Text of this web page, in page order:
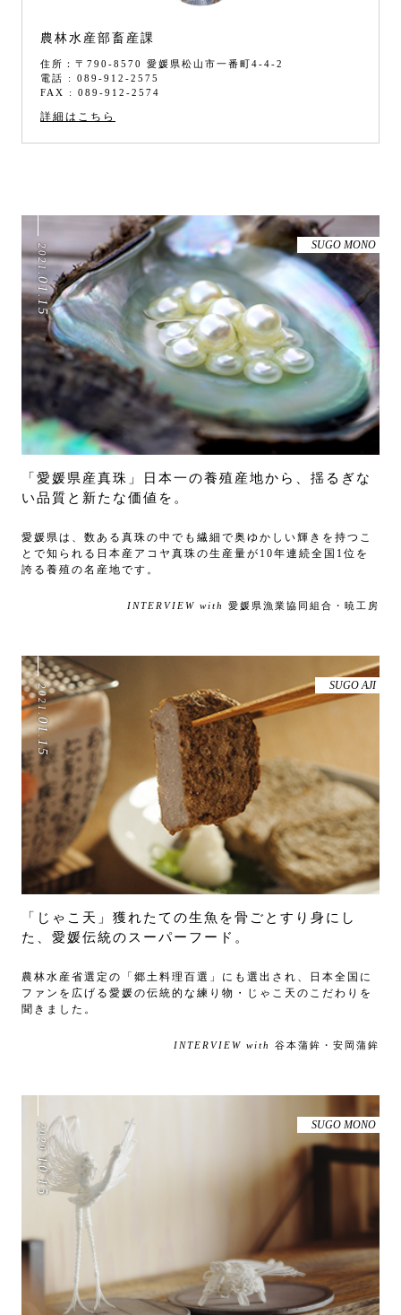
農林水産部畜産課
住所：〒790-8570 愛媛県松山市一番町4-4-2
電話 : 089-912-2575
FAX : 089-912-2574
詳細はこちら
2021
.
01
.
15
SUGO MONO
「愛媛県産真珠」日本一の養殖産地から、揺るぎな
い品質と新たな価値を。
愛媛県は、数ある真珠の中でも繊細で奥ゆかしい輝きを持つこ
とで知られる日本産アコヤ真珠の生産量が10年連続全国1位を
誇る養殖の名産地です。
INTERVIEW with 愛媛県漁業協同組合・暁工房
2021
.
01
.
15
SUGO AJI
「じゃこ天」獲れたての生魚を骨ごとすり身にし
た、愛媛伝統のスーパーフード。
農林水産省選定の「郷土料理百選」にも選出され、日本全国に
ファンを広げる愛媛の伝統的な練り物・じゃこ天のこだわりを
聞きました。
INTERVIEW with 谷本蒲鉾・安岡蒲鉾
2020
.
10
.
15
SUGO MONO